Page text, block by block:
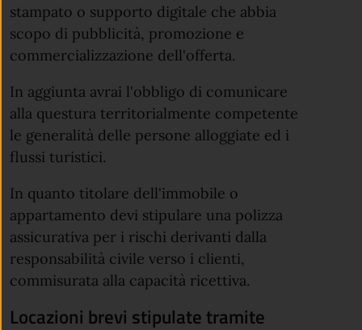
stampato o supporto digitale che abbia
scopo di pubblicità, promozione e
commercializzazione dell'offerta.
In aggiunta avrai l'obbligo di comunicare
alla questura territorialmente competente
le generalità delle persone alloggiate ed i
flussi turistici.
In quanto titolare dell'immobile o
appartamento devi stipulare una polizza
assicurativa per i rischi derivanti dalla
responsabilità civile verso i clienti,
commisurata alla capacità ricettiva.
Locazioni brevi stipulate tramite